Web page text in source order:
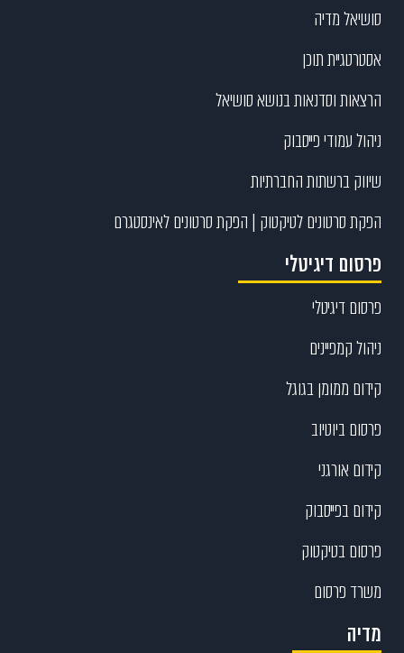
סושיאל מדיה
אסטרטגיית תוכן
הרצאות וסדנאות בנושא סושיאל
ניהול עמודי פייסבוק
שיווק ברשתות החברתיות
הפקת סרטונים לטיקטוק | הפקת סרטונים לאינסטגרם
פרסום דיגיטלי
פרסום דיגיטלי
ניהול קמפיינים
קידום ממומן בגוגל
פרסום ביוטיוב
קידום אורגני
קידום בפייסבוק
פרסום בטיקטוק
משרד פרסום
מדיה